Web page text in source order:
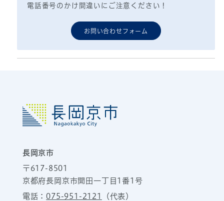
電話番号のかけ間違いにご注意ください！
お問い合わせフォーム
長岡京市
〒617-8501
京都府長岡京市開田一丁目1番1号
電話：075-951-2121
（代表）